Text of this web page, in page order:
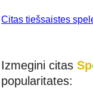
Citas tiešsaistes
Izmegini citas Sp
popularitates: